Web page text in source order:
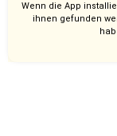
Wenn die App
ihnen gefunden